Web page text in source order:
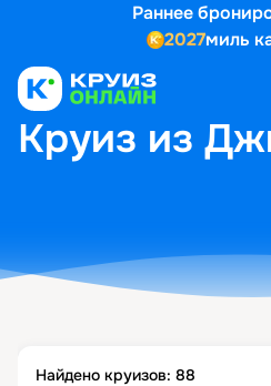
Раннее
2027миль
ГЛАВНАЯ • ПОПУЛЯРНЫЕ НАПРАВЛЕНИЯ
Круиз из
Найдено круизов: 88